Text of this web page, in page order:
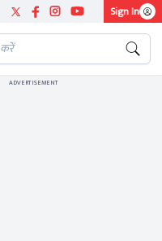
Sign In
ADVERTISEMENT